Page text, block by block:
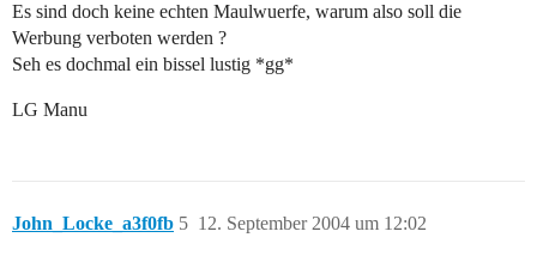
Es sind doch keine echten Maulwuerfe, warum also soll die
Werbung verboten werden ?
Seh es dochmal ein bissel lustig *gg*
LG Manu
John_Locke_a3f0fb 12. September 2004 um 12:02
5